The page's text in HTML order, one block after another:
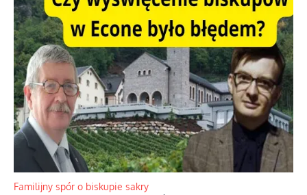
Familijny spór o biskupie sakry